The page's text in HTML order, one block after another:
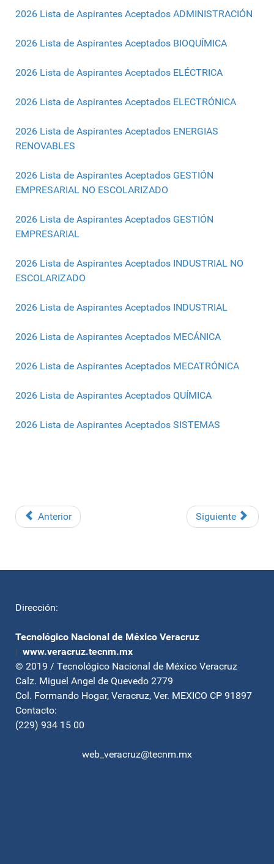
2026 Lista de Aspirantes Aceptados ADMINISTRACIÓN
2026 Lista de Aspirantes Aceptados BIOQUÍMICA
2026 Lista de Aspirantes Aceptados ELÉCTRICA
2026 Lista de Aspirantes Aceptados ELECTRÓNICA
2026 Lista de Aspirantes Aceptados ENERGIAS
RENOVABLES
2026 Lista de Aspirantes Aceptados GESTIÓN
EMPRESARIAL NO ESCOLARIZADO
2026 Lista de Aspirantes Aceptados GESTIÓN
EMPRESARIAL
2026 Lista de Aspirantes Aceptados INDUSTRIAL NO
ESCOLARIZADO
2026 Lista de Aspirantes Aceptados INDUSTRIAL
2026 Lista de Aspirantes Aceptados MECÁNICA
2026 Lista de Aspirantes Aceptados MECATRÓNICA
2026 Lista de Aspirantes Aceptados QUÍMICA
2026 Lista de Aspirantes Aceptados SISTEMAS
Anterior Siguiente
Dirección:
Tecnológico Nacional de México Veracruz
| www.veracruz.tecnm.mx
© 2019 / Tecnológico Nacional de México Veracruz
Calz. Miguel Angel de Quevedo 2779
Col. Formando Hogar, Veracruz, Ver. MEXICO CP 91897
Contacto:
(229) 934 15 00
web_veracruz@tecnm.mx